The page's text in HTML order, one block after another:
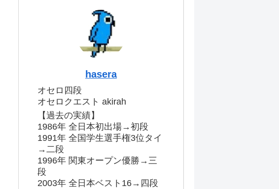
hasera
オセロ四段
オセロクエスト akirah
【過去の実績】
1986年 全日本初出場→初段
1991年 全国学生選手権3位タイ
→二段
1996年 関東オープン優勝→三
段
2003年 全日本ベスト16→四段